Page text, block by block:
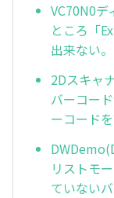
VC70N0
ところ「
出来ない
2Dスキャ
バーコー
ーコード
リストモ
ていない